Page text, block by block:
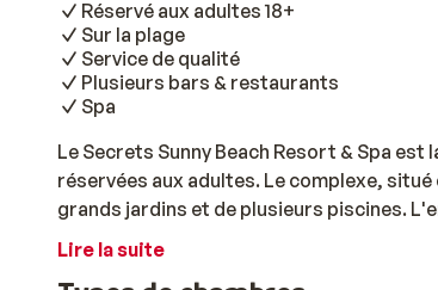
Réservé aux adultes 18+
Sur la plage
Service de qualité
Plusieurs bars & restaurants
Spa
Le Secrets Sunny Beach Resort & Spa
réservées aux adultes. Le complexe,
grands jardins et de plusieurs piscines.
promenade le long du littoral ou une
Lire la suite